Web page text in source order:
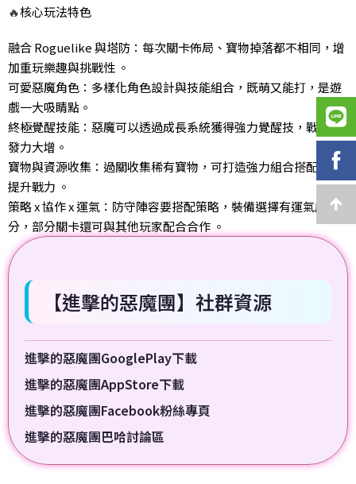
🔥核心玩法特色
融合 Roguelike 與塔防：每次關卡佈局、寶物掉落都不相同，增
加重玩樂趣與挑戰性 。
可愛惡魔角色：多樣化角色設計與技能組合，既萌又能打，是遊
戲一大吸睛點。
終極覺醒技能：惡魔可以透過成長系統獲得強力覺醒技，戰局爆
發力大增。
寶物與資源收集：過關收集稀有寶物，可打造強力組合搭配角色
提升戰力 。
策略 x 協作 x 運氣：防守陣容要搭配策略，裝備選擇有運氣成
分，部分關卡還可與其他玩家配合合作 。
【進擊的惡魔團】社群資源
進擊的惡魔團GooglePlay下載
進擊的惡魔團AppStore下載
進擊的惡魔團Facebook粉絲專頁
進擊的惡魔團巴哈討論區